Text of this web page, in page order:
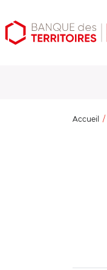
Aller
au
Aller
au
Ouvrir
les
Accueil